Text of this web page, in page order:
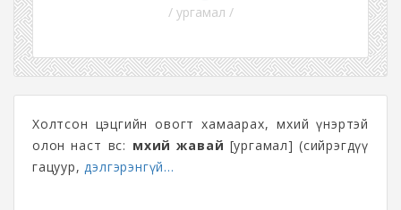
/ ургамал /
Холтсон цэцгийн овогт хамаарах, өмхий үнэртэй
олон наст өвс: өмхий жавай [ургамал] (сийрэгдүү
гацуур,дэлгэрэнгүй...